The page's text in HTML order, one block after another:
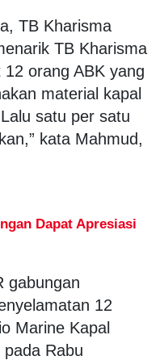
TB Kharisma
TB Kharisma
orang ABK yang
material kapal
satu per satu
kata Mahmud,
Dapat Apresiasi
gabungan
12
Marine Kapal
Rabu